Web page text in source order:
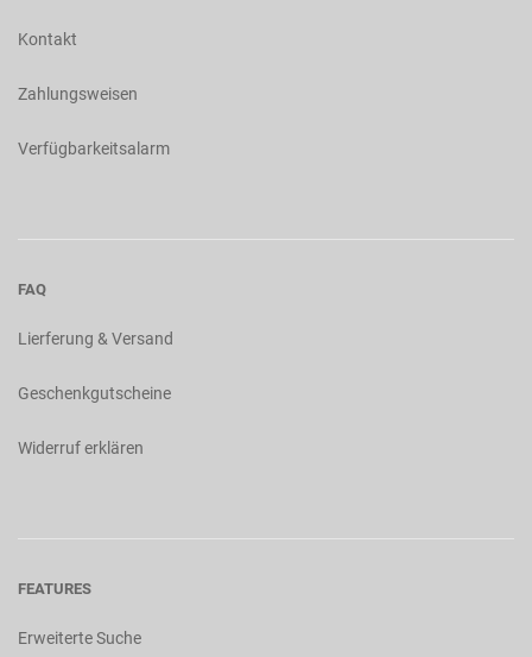
Kontakt
Zahlungsweisen
Verfügbarkeitsalarm
FAQ
Lierferung & Versand
Geschenkgutscheine
Widerruf erklären
FEATURES
Erweiterte Suche